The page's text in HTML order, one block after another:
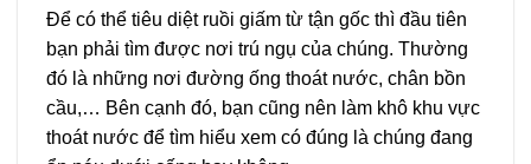
Để có thể tiêu diệt ruồi giấm từ tận gốc thì đầu tiên
bạn phải tìm được nơi trú ngụ của chúng. Thường
đó là những nơi đường ống thoát nước, chân bồn
cầu,… Bên cạnh đó, bạn cũng nên làm khô khu vực
thoát nước để tìm hiểu xem có đúng là chúng đang